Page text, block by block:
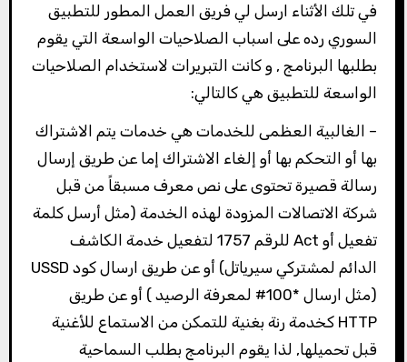
في تلك الأثناء ارسل لي فريق العمل المطور للتطبيق
السوري رده على اسباب الصلاحيات الواسعة التي يقوم
بطلبها البرنامج , و كانت التبريرات لاستخدام الصلاحيات
الواسعة للتطبيق هي كالتالي:
– الغالبية العظمى للخدمات هي خدمات يتم الاشتراك
بها أو التحكم بها أو إلغاء الاشتراك إما عن طريق إرسال
رسالة قصيرة تحتوى على نص معرف مسبقاً من قبل
شركة الاتصالات المزودة لهذه الخدمة (مثل أرسل كلمة
تفعيل أو Act للرقم 1757 لتفعيل خدمة الكاشف
الدائم لمشتركي سيرياتل) أو عن طريق ارسال كود USSD
(مثل ارسال *100# لمعرفة الرصيد ) أو عن طريق
HTTP كخدمة رنة بغنية للتمكن من الاستماع للأغنية
قبل تحميلها, لذا يقوم البرنامج بطلب السماحية